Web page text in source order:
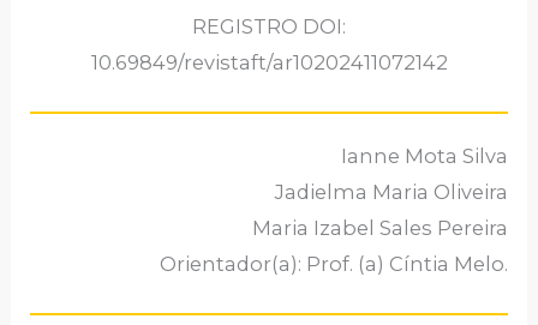
REGISTRO DOI:
10.69849/revistaft/ar10202411072142
Ianne Mota Silva
Jadielma Maria Oliveira
Maria Izabel Sales Pereira
Orientador(a): Prof. (a) Cíntia Melo.